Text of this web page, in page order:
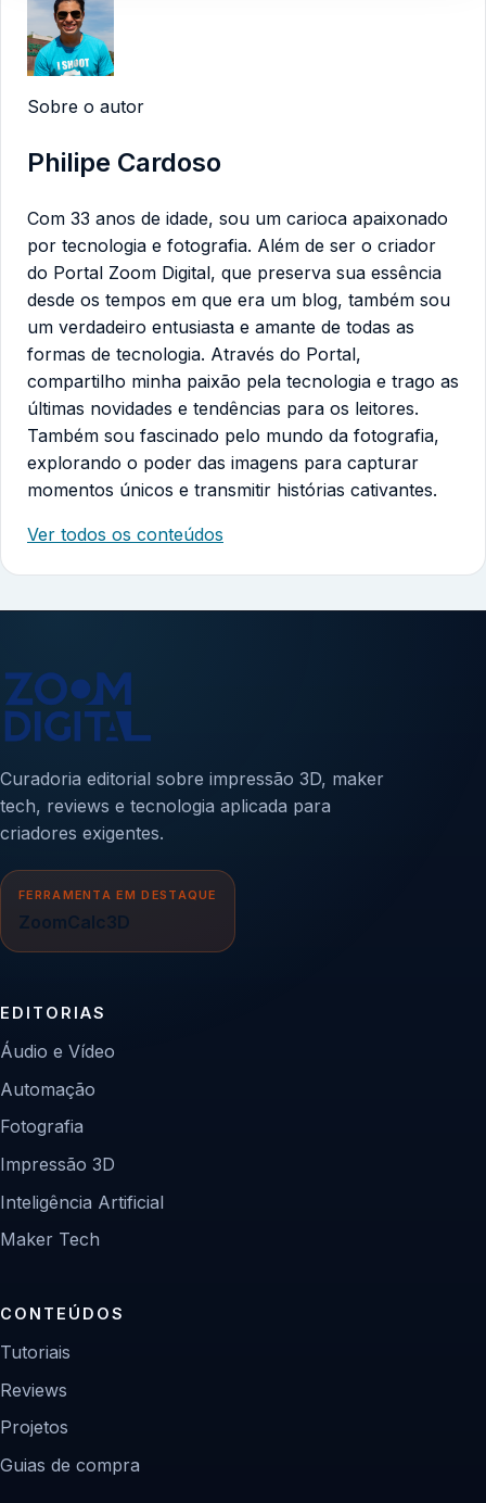
Sobre o autor
Philipe Cardoso
Com 33 anos de idade, sou um carioca apaixonado
por tecnologia e fotografia. Além de ser o criador
do Portal Zoom Digital, que preserva sua essência
desde os tempos em que era um blog, também sou
um verdadeiro entusiasta e amante de todas as
formas de tecnologia. Através do Portal,
compartilho minha paixão pela tecnologia e trago as
últimas novidades e tendências para os leitores.
Também sou fascinado pelo mundo da fotografia,
explorando o poder das imagens para capturar
momentos únicos e transmitir histórias cativantes.
Ver todos os conteúdos
Curadoria editorial sobre impressão 3D, maker
tech, reviews e tecnologia aplicada para
criadores exigentes.
FERRAMENTA EM DESTAQUE
ZoomCalc3D
EDITORIAS
Áudio e Vídeo
Automação
Fotografia
Impressão 3D
Inteligência Artificial
Maker Tech
CONTEÚDOS
Tutoriais
Reviews
Projetos
Guias de compra